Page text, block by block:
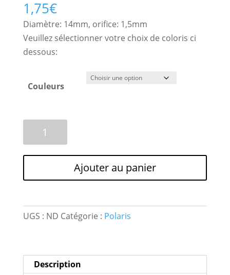
1,75€
Diamètre: 14mm, orifice: 1,5mm
Veuillez sélectionner votre choix de coloris ci
dessous:
Couleurs
4
perles
Lucido
au
choix
Ajouter au panier
e
r
t
e
:
UGS : ND Catégorie : Polaris
Description